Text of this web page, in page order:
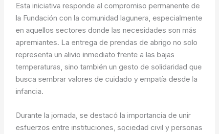
Esta iniciativa responde al compromiso permanente de
la Fundación con la comunidad lagunera, especialmente
en aquellos sectores donde las necesidades son más
apremiantes. La entrega de prendas de abrigo no solo
representa un alivio inmediato frente a las bajas
temperaturas, sino también un gesto de solidaridad que
busca sembrar valores de cuidado y empatía desde la
infancia.
Durante la jornada, se destacó la importancia de unir
esfuerzos entre instituciones, sociedad civil y personas